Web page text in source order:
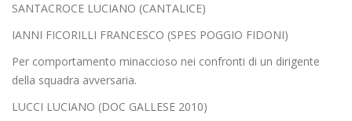
SANTACROCE LUCIANO (CANTALICE)
IANNI FICORILLI FRANCESCO (SPES POGGIO FIDONI)
Per comportamento minaccioso nei confronti di un dirigente
della squadra avversaria.
LUCCI LUCIANO (DOC GALLESE 2010)